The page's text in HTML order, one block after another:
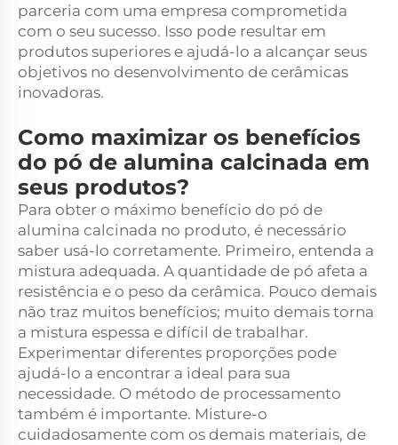
parceria com uma empresa comprometida
com o seu sucesso. Isso pode resultar em
produtos superiores e ajudá-lo a alcançar seus
objetivos no desenvolvimento de cerâmicas
inovadoras.
Como maximizar os benefícios
do pó de alumina calcinada em
seus produtos?
Para obter o máximo benefício do pó de
alumina calcinada no produto, é necessário
saber usá-lo corretamente. Primeiro, entenda a
mistura adequada. A quantidade de pó afeta a
resistência e o peso da cerâmica. Pouco demais
não traz muitos benefícios; muito demais torna
a mistura espessa e difícil de trabalhar.
Experimentar diferentes proporções pode
ajudá-lo a encontrar a ideal para sua
necessidade. O método de processamento
também é importante. Misture-o
cuidadosamente com os demais materiais, de